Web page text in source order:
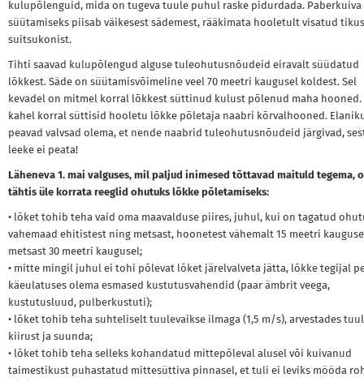
kulupõlenguid, mida on tugeva tuule puhul raske pidurdada.
süütamiseks piisab väikesest sädemest, rääkimata hooletult visatud
suitsukonist.
Tihti saavad kulupõlengud alguse tuleohutusnõudeid eiravalt süüdatud
lõkkest. Säde on süütamisvõimeline veel 70 meetri kaugusel koldest. Sel
kevadel on mitmel korral lõkkest süttinud kulust põlenud maha hooned.
kahel korral süttisid hooletu lõkke põletaja naabri kõrvalhooned.
peavad valvsad olema, et nende naabrid tuleohutusnõudeid järgivad,
leeke ei peata!
Läheneva 1. mai valguses, mil paljud inimesed tõttavad maituld tegema,
tähtis üle korrata reeglid ohutuks lõkke põletamiseks:
• lõket tohib teha vaid oma maavalduse piires, juhul, kui on tagatud
vahemaad ehitistest ning metsast, hoonetest vähemalt 15 meetri
metsast 30 meetri kaugusel;
• mitte mingil juhul ei tohi põlevat lõket järelvalveta jätta, lõkke tegijal
käeulatuses olema esmased kustutusvahendid (paar ämbrit veega,
kustutusluud, pulberkustuti);
• lõket tohib teha suhteliselt tuulevaikse ilmaga (1,5 m/s), arvestades
kiirust ja suunda;
• lõket tohib teha selleks kohandatud mittepõleval alusel või kuivanud
taimestikust puhastatud mittesüttiva pinnasel, et tuli ei leviks mööda